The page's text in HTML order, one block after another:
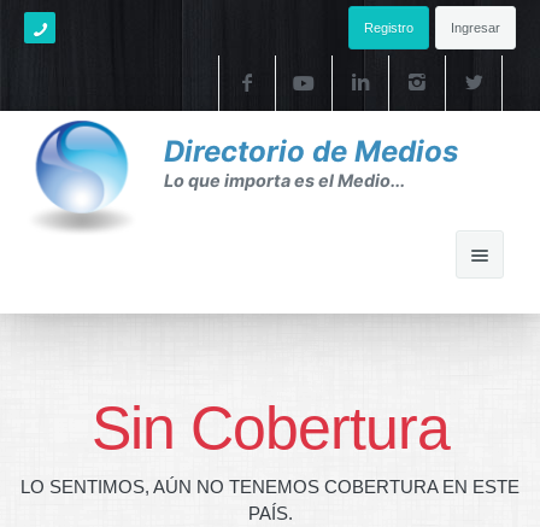
Registro Ingresar
Directorio de Medios
Lo que importa es el Medio...
Sin Cobertura
LO SENTIMOS, AÚN NO TENEMOS COBERTURA EN ESTE
PAÍS.